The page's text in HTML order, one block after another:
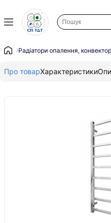
Радіатори опалення,
Про товарХарактеристики